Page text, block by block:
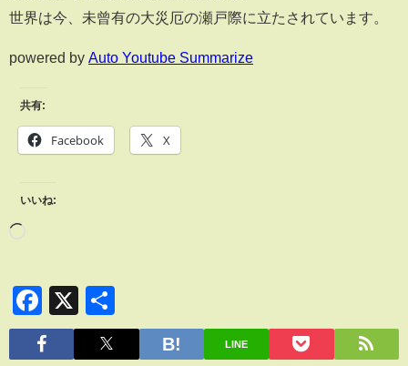
世界は今、未曾有の大災厄の瀬戸際に立たされています。
powered by Auto Youtube Summarize
共有:
Facebook X
いいね:
Facebook
X
有
LINE